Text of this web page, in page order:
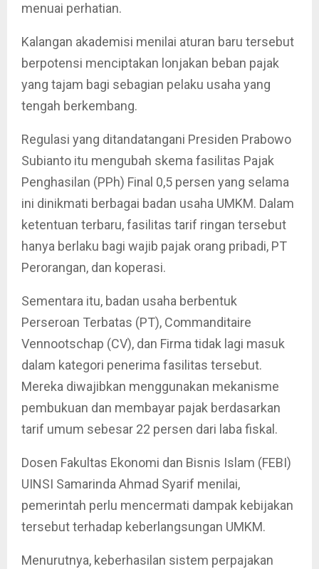
menuai perhatian.
Kalangan akademisi menilai aturan baru tersebut
berpotensi menciptakan lonjakan beban pajak
yang tajam bagi sebagian pelaku usaha yang
tengah berkembang.
Regulasi yang ditandatangani Presiden Prabowo
Subianto itu mengubah skema fasilitas Pajak
Penghasilan (PPh) Final 0,5 persen yang selama
ini dinikmati berbagai badan usaha UMKM. Dalam
ketentuan terbaru, fasilitas tarif ringan tersebut
hanya berlaku bagi wajib pajak orang pribadi, PT
Perorangan, dan koperasi.
Sementara itu, badan usaha berbentuk
Perseroan Terbatas (PT), Commanditaire
Vennootschap (CV), dan Firma tidak lagi masuk
dalam kategori penerima fasilitas tersebut.
Mereka diwajibkan menggunakan mekanisme
pembukuan dan membayar pajak berdasarkan
tarif umum sebesar 22 persen dari laba fiskal.
Dosen Fakultas Ekonomi dan Bisnis Islam (FEBI)
UINSI Samarinda Ahmad Syarif menilai,
pemerintah perlu mencermati dampak kebijakan
tersebut terhadap keberlangsungan UMKM.
Menurutnya, keberhasilan sistem perpajakan